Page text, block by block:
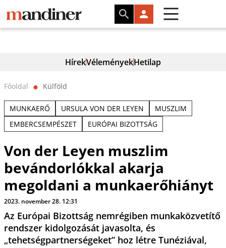
HírekVéleményekHetilap
Főoldal ⬤ Külföld
MUNKAERŐ URSULA VON DER LEYEN
MUSZLIM
EMBERCSEMPÉSZET
EURÓPAI BIZOTTSÁG
Von der Leyen muszlim
bevándorlókkal akarja
megoldani a munkaerőhiányt
2023. november 28. 12:31
Az Európai Bizottság nemrégiben munkaközvetítő
rendszer kidolgozását javasolta, és
„tehetségpartnerségeket” hoz létre Tunéziával,